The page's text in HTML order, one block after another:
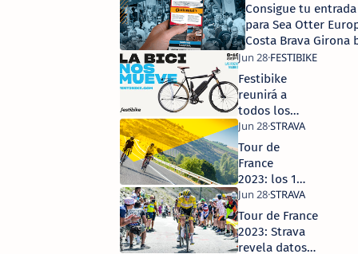
Consigue tu entrada
para Sea Otter
Costa Brava Girona
Continental y Euro
Mobility Festival
Festibike
reunirá a
todos los
usuarios de la
bicicleta bajo
el lema "La
Bici nos
Mueve"
Tour de
France
2023: los 10
segmentos
de Strava
más
relevantes
Tour de France
2023: Strava
revela datos